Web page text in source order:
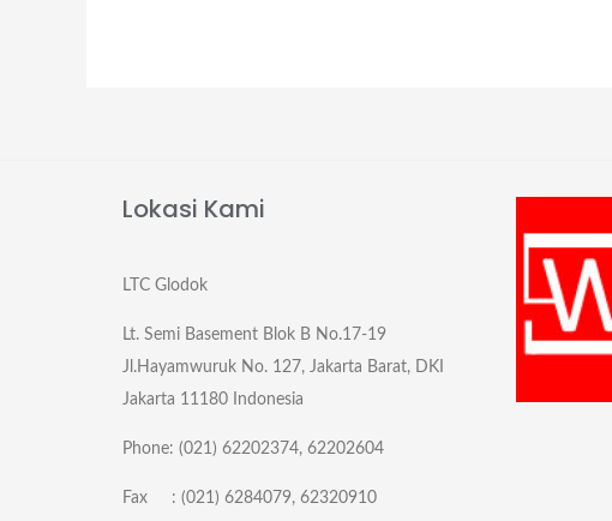
Lokasi Kami
LTC Glodok
Lt. Semi Basement Blok B No.17-19
Jl.Hayamwuruk No. 127, Jakarta Barat, DKI
Jakarta 11180 Indonesia
Phone: (021) 62202374, 62202604
Fax : (021) 6284079, 62320910